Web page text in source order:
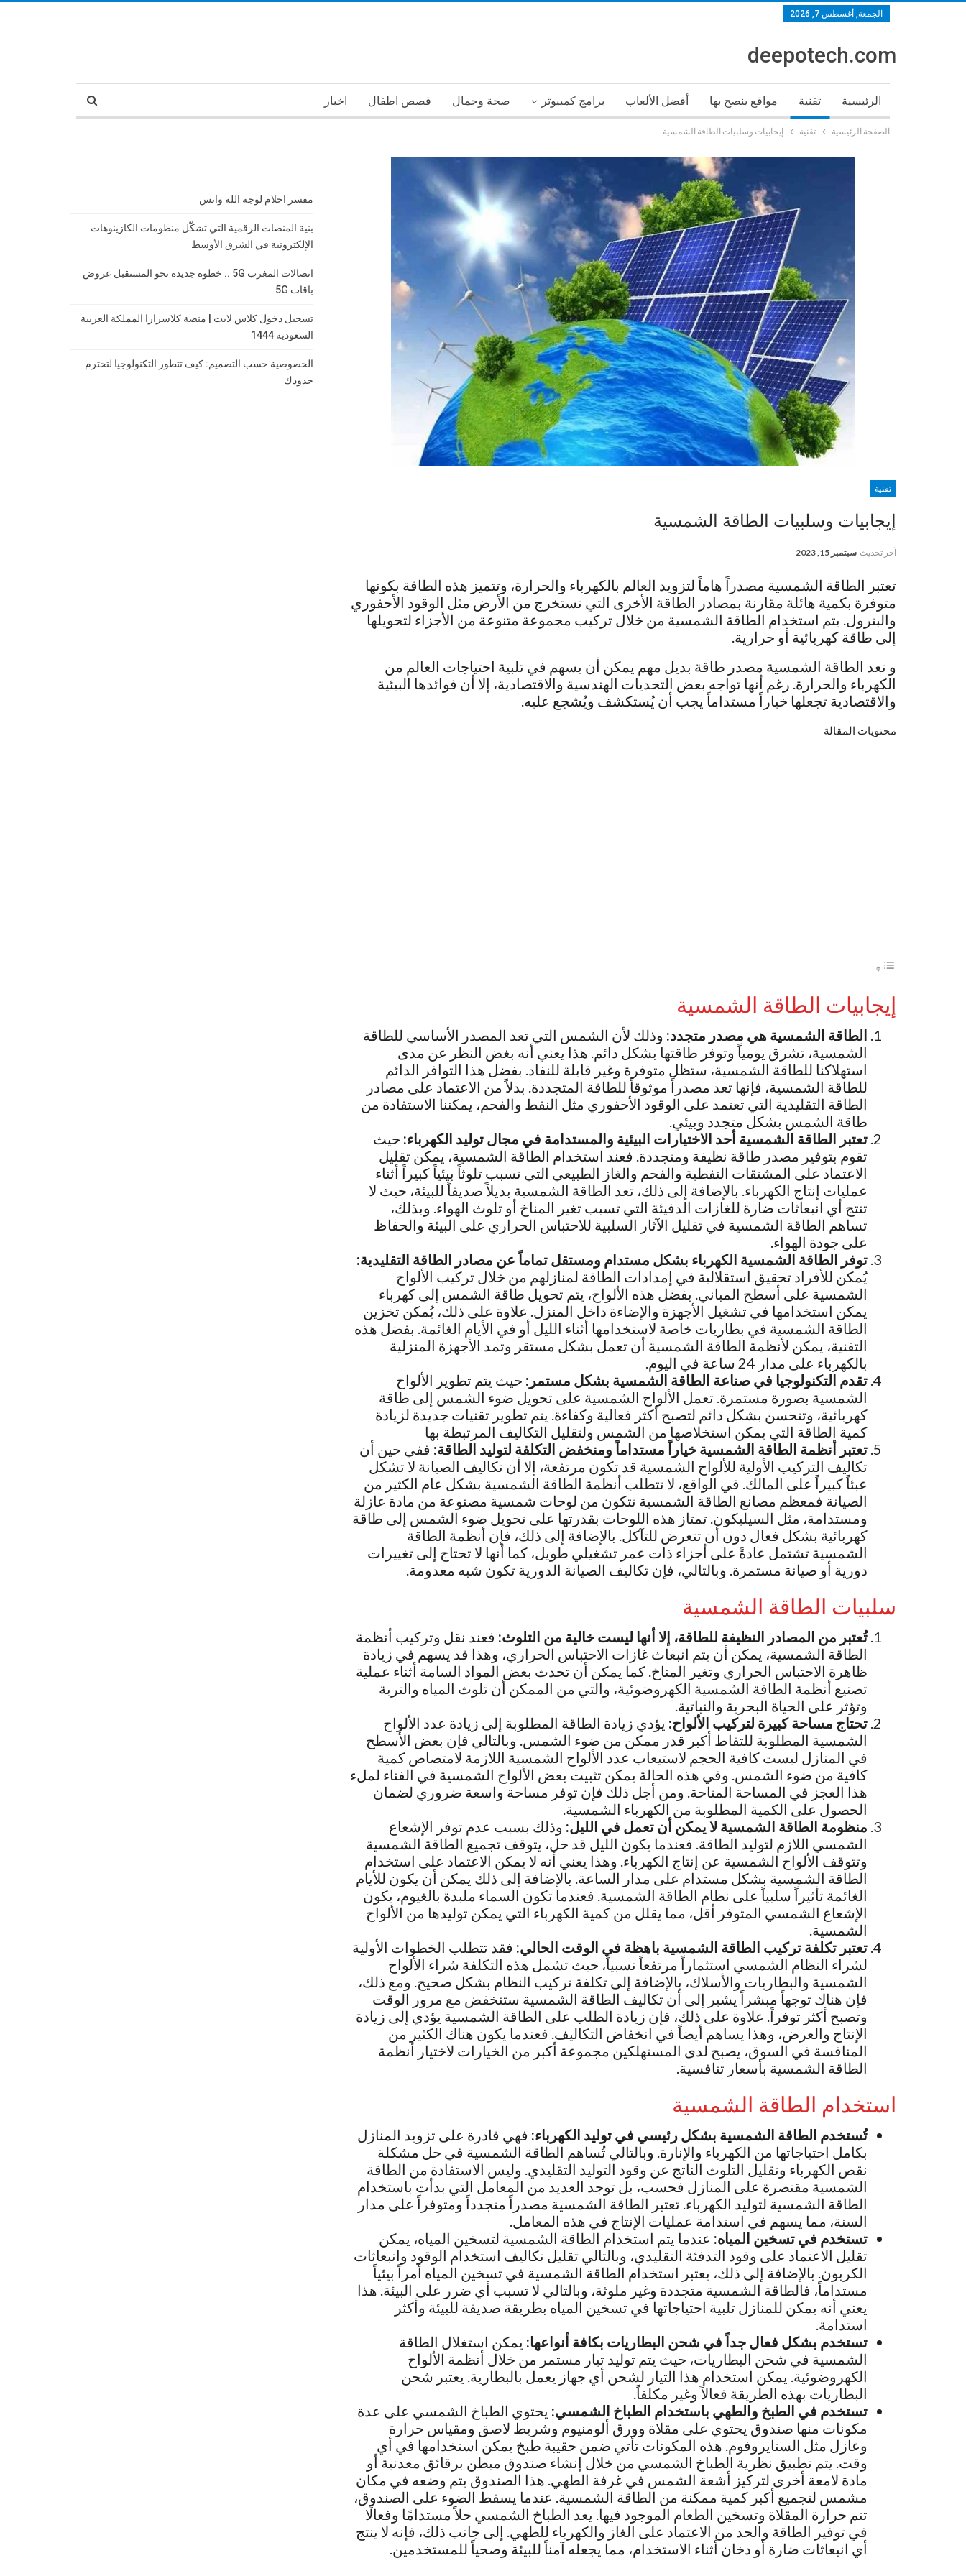
الجمعة, أغسطس 7, 2026
deepotech.com
الرئيسية تقنية مواقع ينصح بها أفضل الألعاب برامج كمبيوتر صحة وجمال قصص اطفال اخبار
الصفحة الرئيسية تقنية إيجابيات وسلبيات الطاقة الشمسية
تقنية
إيجابيات وسلبيات الطاقة الشمسية
آخر تحديث سبتمبر 15, 2023
تعتبر الطاقة الشمسية مصدراً هاماً لتزويد العالم بالكهرباء والحرارة، وتتميز هذه الطاقة بكونها
متوفرة بكمية هائلة مقارنة بمصادر الطاقة الأخرى التي تستخرج من الأرض مثل الوقود الأحفوري
والبترول. يتم استخدام الطاقة الشمسية من خلال تركيب مجموعة متنوعة من الأجزاء لتحويلها
إلى طاقة كهربائية أو حرارية.
و تعد الطاقة الشمسية مصدر طاقة بديل مهم يمكن أن يسهم في تلبية احتياجات العالم من
الكهرباء والحرارة. رغم أنها تواجه بعض التحديات الهندسية والاقتصادية، إلا أن فوائدها البيئية
والاقتصادية تجعلها خياراً مستداماً يجب أن يُستكشف ويُشجع عليه.
محتويات المقالة
إيجابيات الطاقة الشمسية
الطاقة الشمسية هي مصدر متجدد: وذلك لأن الشمس التي تعد المصدر الأساسي للطاقة
الشمسية، تشرق يومياً وتوفر طاقتها بشكل دائم. هذا يعني أنه بغض النظر عن مدى
استهلاكنا للطاقة الشمسية، ستظل متوفرة وغير قابلة للنفاد. بفضل هذا التوافر الدائم
للطاقة الشمسية، فإنها تعد مصدراً موثوقاً للطاقة المتجددة. بدلاً من الاعتماد على مصادر
الطاقة التقليدية التي تعتمد على الوقود الأحفوري مثل النفط والفحم، يمكننا الاستفادة من
طاقة الشمس بشكل متجدد وبيئي.
تعتبر الطاقة الشمسية أحد الاختيارات البيئية والمستدامة في مجال توليد الكهرباء: حيث
تقوم بتوفير مصدر طاقة نظيفة ومتجددة. فعند استخدام الطاقة الشمسية، يمكن تقليل
الاعتماد على المشتقات النفطية والفحم والغاز الطبيعي التي تسبب تلوثاً بيئياً كبيراً أثناء
عمليات إنتاج الكهرباء. بالإضافة إلى ذلك، تعد الطاقة الشمسية بديلاً صديقاً للبيئة، حيث لا
تنتج أي انبعاثات ضارة للغازات الدفيئة التي تسبب تغير المناخ أو تلوث الهواء. وبذلك،
تساهم الطاقة الشمسية في تقليل الآثار السلبية للاحتباس الحراري على البيئة والحفاظ
على جودة الهواء.
توفر الطاقة الشمسية الكهرباء بشكل مستدام ومستقل تماماً عن مصادر الطاقة التقليدية:
يُمكن للأفراد تحقيق استقلالية في إمدادات الطاقة لمنازلهم من خلال تركيب الألواح
الشمسية على أسطح المباني. بفضل هذه الألواح، يتم تحويل طاقة الشمس إلى كهرباء
يمكن استخدامها في تشغيل الأجهزة والإضاءة داخل المنزل. علاوة على ذلك، يُمكن تخزين
الطاقة الشمسية في بطاريات خاصة لاستخدامها أثناء الليل أو في الأيام الغائمة. بفضل هذه
التقنية، يمكن لأنظمة الطاقة الشمسية أن تعمل بشكل مستقر وتمد الأجهزة المنزلية
بالكهرباء على مدار 24 ساعة في اليوم.
تقدم التكنولوجيا في صناعة الطاقة الشمسية بشكل مستمر: حيث يتم تطوير الألواح
الشمسية بصورة مستمرة. تعمل الألواح الشمسية على تحويل ضوء الشمس إلى طاقة
كهربائية، وتتحسن بشكل دائم لتصبح أكثر فعالية وكفاءة. يتم تطوير تقنيات جديدة لزيادة
كمية الطاقة التي يمكن استخلاصها من الشمس ولتقليل التكاليف المرتبطة بها
تعتبر أنظمة الطاقة الشمسية خياراً مستداماً ومنخفض التكلفة لتوليد الطاقة: ففي حين أن
تكاليف التركيب الأولية للألواح الشمسية قد تكون مرتفعة، إلا أن تكاليف الصيانة لا تشكل
عبئاً كبيراً على المالك. في الواقع، لا تتطلب أنظمة الطاقة الشمسية بشكل عام الكثير من
الصيانة فمعظم مصانع الطاقة الشمسية تتكون من لوحات شمسية مصنوعة من مادة عازلة
ومستدامة، مثل السيليكون. تمتاز هذه اللوحات بقدرتها على تحويل ضوء الشمس إلى طاقة
كهربائية بشكل فعال دون أن تتعرض للتآكل. بالإضافة إلى ذلك، فإن أنظمة الطاقة
الشمسية تشتمل عادةً على أجزاء ذات عمر تشغيلي طويل، كما أنها لا تحتاج إلى تغييرات
دورية أو صيانة مستمرة. وبالتالي، فإن تكاليف الصيانة الدورية تكون شبه معدومة.
سلبيات الطاقة الشمسية
تُعتبر من المصادر النظيفة للطاقة، إلا أنها ليست خالية من التلوث: فعند نقل وتركيب أنظمة
الطاقة الشمسية، يمكن أن يتم انبعاث غازات الاحتباس الحراري، وهذا قد يسهم في زيادة
ظاهرة الاحتباس الحراري وتغير المناخ. كما يمكن أن تحدث بعض المواد السامة أثناء عملية
تصنيع أنظمة الطاقة الشمسية الكهروضوئية، والتي من الممكن أن تلوث المياه والتربة
وتؤثر على الحياة البحرية والنباتية.
تحتاج مساحة كبيرة لتركيب الألواح: يؤدي زيادة الطاقة المطلوبة إلى زيادة عدد الألواح
الشمسية المطلوبة للتقاط أكبر قدر ممكن من ضوء الشمس. وبالتالي فإن بعض الأسطح
في المنازل ليست كافية الحجم لاستيعاب عدد الألواح الشمسية اللازمة لامتصاص كمية
كافية من ضوء الشمس. وفي هذه الحالة يمكن تثبيت بعض الألواح الشمسية في الفناء لملء
هذا العجز في المساحة المتاحة. ومن أجل ذلك فإن توفر مساحة واسعة ضروري لضمان
الحصول على الكمية المطلوبة من الكهرباء الشمسية.
منظومة الطاقة الشمسية لا يمكن أن تعمل في الليل: وذلك بسبب عدم توفر الإشعاع
الشمسي اللازم لتوليد الطاقة. فعندما يكون الليل قد حل، يتوقف تجميع الطاقة الشمسية
وتتوقف الألواح الشمسية عن إنتاج الكهرباء. وهذا يعني أنه لا يمكن الاعتماد على استخدام
الطاقة الشمسية بشكل مستدام على مدار الساعة. بالإضافة إلى ذلك يمكن أن يكون للأيام
الغائمة تأثيراً سلبياً على نظام الطاقة الشمسية. فعندما تكون السماء ملبدة بالغيوم، يكون
الإشعاع الشمسي المتوفر أقل، مما يقلل من كمية الكهرباء التي يمكن توليدها من الألواح
الشمسية.
تعتبر تكلفة تركيب الطاقة الشمسية باهظة في الوقت الحالي: فقد تتطلب الخطوات الأولية
لشراء النظام الشمسي استثماراً مرتفعاً نسبياً، حيث تشمل هذه التكلفة شراء الألواح
الشمسية والبطاريات والأسلاك، بالإضافة إلى تكلفة تركيب النظام بشكل صحيح. ومع ذلك،
فإن هناك توجهاً مبشراً يشير إلى أن تكاليف الطاقة الشمسية ستنخفض مع مرور الوقت
وتصبح أكثر توفراً. علاوة على ذلك، فإن زيادة الطلب على الطاقة الشمسية يؤدي إلى زيادة
الإنتاج والعرض، وهذا يساهم أيضاً في انخفاض التكاليف. فعندما يكون هناك الكثير من
المنافسة في السوق، يصبح لدى المستهلكين مجموعة أكبر من الخيارات لاختيار أنظمة
الطاقة الشمسية بأسعار تنافسية.
استخدام الطاقة الشمسية
تُستخدم الطاقة الشمسية بشكل رئيسي في توليد الكهرباء: فهي قادرة على تزويد المنازل
بكامل احتياجاتها من الكهرباء والإنارة. وبالتالي تُساهم الطاقة الشمسية في حل مشكلة
نقص الكهرباء وتقليل التلوث الناتج عن وقود التوليد التقليدي. وليس الاستفادة من الطاقة
الشمسية مقتصرة على المنازل فحسب، بل توجد العديد من المعامل التي بدأت باستخدام
الطاقة الشمسية لتوليد الكهرباء. تعتبر الطاقة الشمسية مصدراً متجدداً ومتوفراً على مدار
السنة، مما يسهم في استدامة عمليات الإنتاج في هذه المعامل.
تستخدم في تسخين المياه: عندما يتم استخدام الطاقة الشمسية لتسخين المياه، يمكن
تقليل الاعتماد على وقود التدفئة التقليدي، وبالتالي تقليل تكاليف استخدام الوقود وانبعاثات
الكربون. بالإضافة إلى ذلك، يعتبر استخدام الطاقة الشمسية في تسخين المياه أمراً بيئياً
مستداماً، فالطاقة الشمسية متجددة وغير ملوثة، وبالتالي لا تسبب أي ضرر على البيئة. هذا
يعني أنه يمكن للمنازل تلبية احتياجاتها في تسخين المياه بطريقة صديقة للبيئة وأكثر
استدامة.
تستخدم بشكل فعال جداً في شحن البطاريات بكافة أنواعها: يمكن استغلال الطاقة
الشمسية في شحن البطاريات، حيث يتم توليد تيار مستمر من خلال أنظمة الألواح
الكهروضوئية. يمكن استخدام هذا التيار لشحن أي جهاز يعمل بالبطارية. يعتبر شحن
البطاريات بهذه الطريقة فعالاً وغير مكلفاً.
تستخدم في الطبخ والطهي باستخدام الطباخ الشمسي: يحتوي الطباخ الشمسي على عدة
مكونات منها صندوق يحتوي على مقلاة وورق ألومنيوم وشريط لاصق ومقياس حرارة
وعازل مثل الستايروفوم. هذه المكونات تأتي ضمن حقيبة طبخ يمكن استخدامها في أي
وقت. يتم تطبيق نظرية الطباخ الشمسي من خلال إنشاء صندوق مبطن برقائق معدنية أو
مادة لامعة أخرى لتركيز أشعة الشمس في غرفة الطهي. هذا الصندوق يتم وضعه في مكان
مشمس لتجميع أكبر كمية ممكنة من الطاقة الشمسية. عندما يسقط الضوء على الصندوق،
تتم حرارة المقلاة وتسخين الطعام الموجود فيها. يعد الطباخ الشمسي حلاً مستدامًا وفعالًا
في توفير الطاقة والحد من الاعتماد على الغاز والكهرباء للطهي. إلى جانب ذلك، فإنه لا ينتج
أي انبعاثات ضارة أو دخان أثناء الاستخدام، مما يجعله آمناً للبيئة وصحياً للمستخدمين.
مفسر احلام لوجه الله واتس
بنية المنصات الرقمية التي تشكّل منظومات الكازينوهات
الإلكترونية في الشرق الأوسط
اتصالات المغرب 5G .. خطوة جديدة نحو المستقبل عروض
باقات 5G
تسجيل دخول كلاس لايت | منصة كلاسرارا المملكة العربية
السعودية 1444
الخصوصية حسب التصميم: كيف تتطور التكنولوجيا لتحترم
حدودك